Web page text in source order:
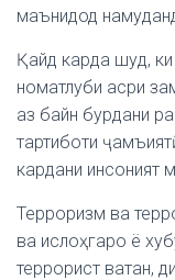
маънидод
Қайд карда шуд,
номатлуби асри
аз байн бурдани
тартиботи
кардани инсоният
Терроризм ва
ва ислоҳгаро ё
террорист ватан,